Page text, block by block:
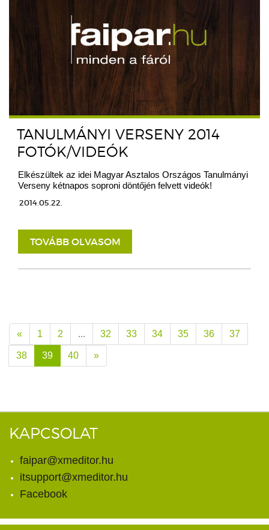
TANULMÁNYI VERSENY 2014
FOTÓK/VIDEÓK
Elkészültek az idei Magyar Asztalos Országos Tanulmányi
Verseny kétnapos soproni döntőjén felvett videók!
2014.05.22.
TOVÁBB OLVASOM
« 1 2 ... 32 33 34 35 36 37
38 39 40 »
KAPCSOLAT
faipar@xmeditor.hu
itsupport@xmeditor.hu
Facebook